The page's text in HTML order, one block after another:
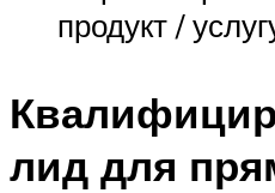
продукт /
лид для